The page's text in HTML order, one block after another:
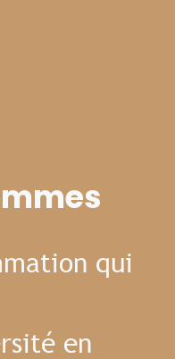
qui
en